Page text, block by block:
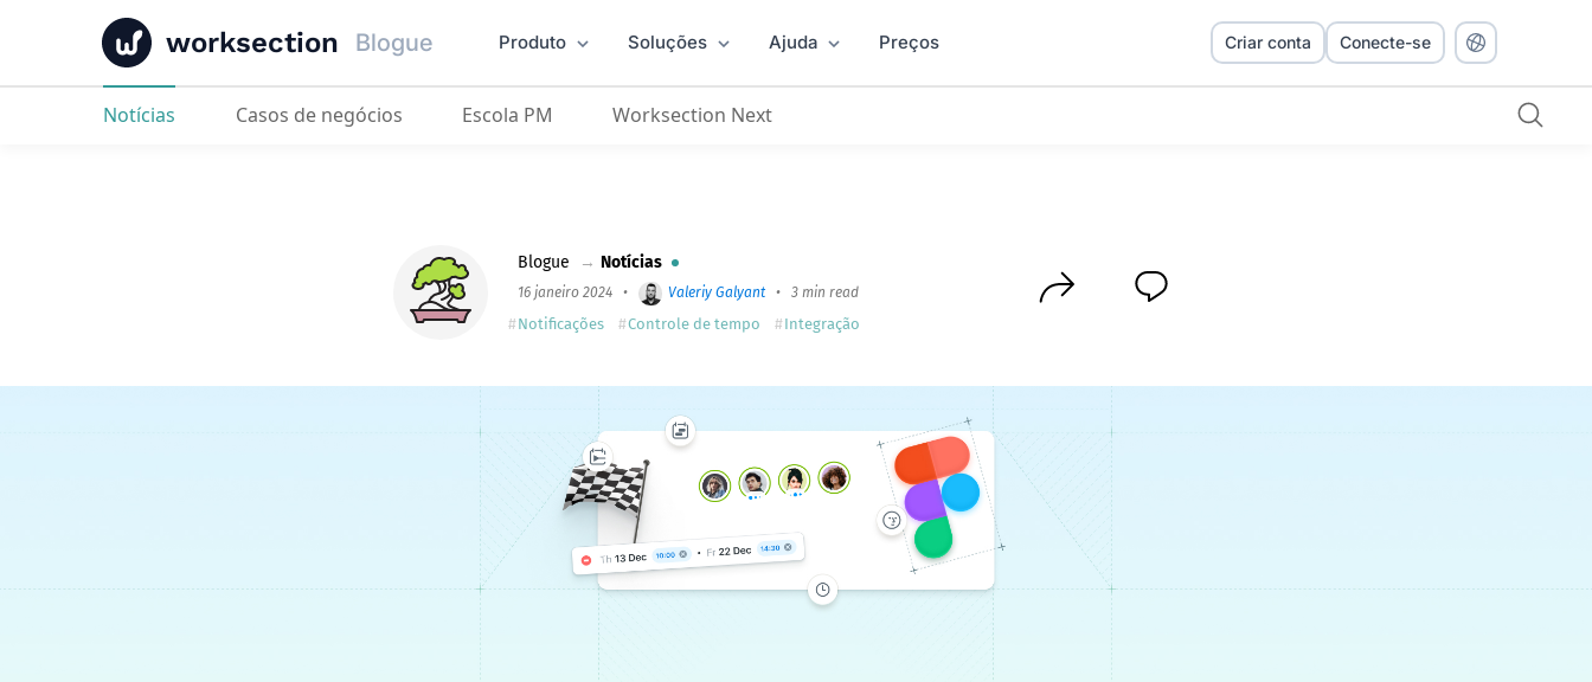
worksection Blogue Produto Soluções Ajuda Preços
Hora de Início da Tarefa, Notificações Push, Visualizadores e Integração com o Figma
Criar conta Conecte-se
Notícias Casos de negócios Escola PM Worksection Next
Blogue → Notícias
16 janeiro 2024 • Valeriy Galyant • 3 min read
Notificações Controle de tempo Integração